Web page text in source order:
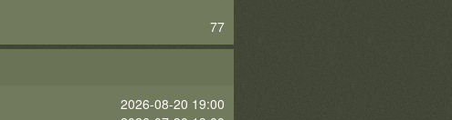
77
2026-08-20 19:00